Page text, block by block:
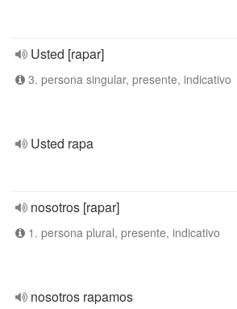
Usted [rapar]
3. persona singular, presente, indicativo
Usted rapa
nosotros [rapar]
1. persona plural, presente, indicativo
nosotros rapamos